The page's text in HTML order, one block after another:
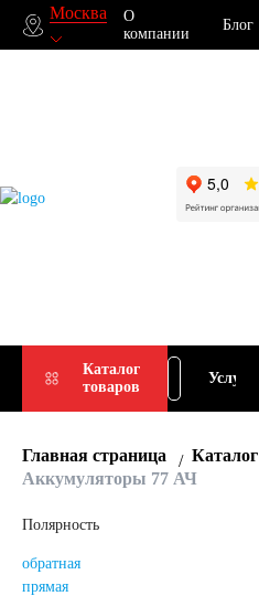
Москва
О
компании
Блог
Каталог
товаров
Подбор
АКБ
Услуги
Главная страница Каталог
Аккумуляторы 77 АЧ
Полярность
обратная
прямая